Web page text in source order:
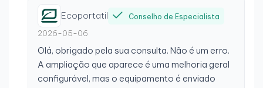
Tal como anunciado, cumpriram todas as minhas
expectativas.
Por Miguel Angel R. a 2026-03-03
Ecoportatil Conselho de Especialista
2026-05-06
Olá, obrigado pela sua consulta. Não é um erro.
A ampliação que aparece é uma melhoria geral
configurável, mas o equipamento é enviado